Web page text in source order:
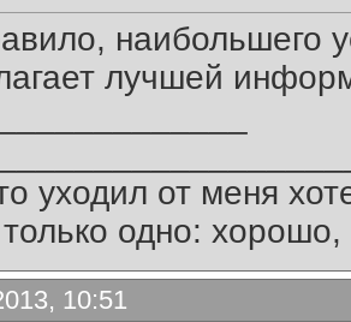
наибольшего
лучшей
уходил от меня
одно:
10:51